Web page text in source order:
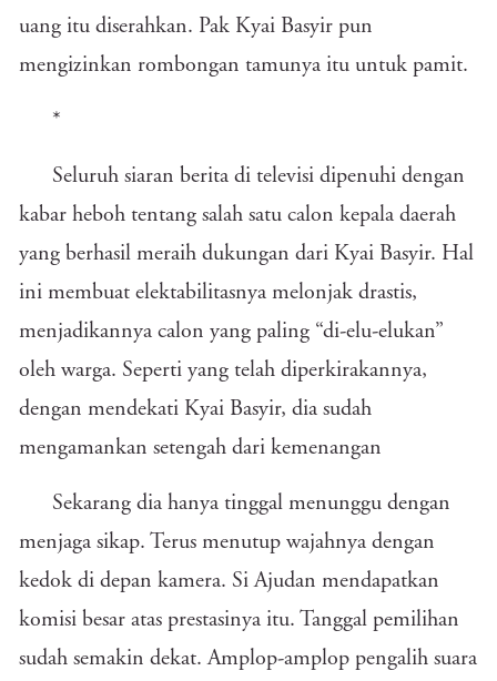
uang itu diserahkan. Pak Kyai Basyir pun
mengizinkan rombongan tamunya itu untuk pamit.
*
Seluruh siaran berita di televisi dipenuhi dengan
kabar heboh tentang salah satu calon kepala daerah
yang berhasil meraih dukungan dari Kyai Basyir. Hal
ini membuat elektabilitasnya melonjak drastis,
menjadikannya calon yang paling “di-elu-elukan”
oleh warga. Seperti yang telah diperkirakannya,
dengan mendekati Kyai Basyir, dia sudah
mengamankan setengah dari kemenangan
Sekarang dia hanya tinggal menunggu dengan
menjaga sikap. Terus menutup wajahnya dengan
kedok di depan kamera. Si Ajudan mendapatkan
komisi besar atas prestasinya itu. Tanggal pemilihan
sudah semakin dekat. Amplop-amplop pengalih suara